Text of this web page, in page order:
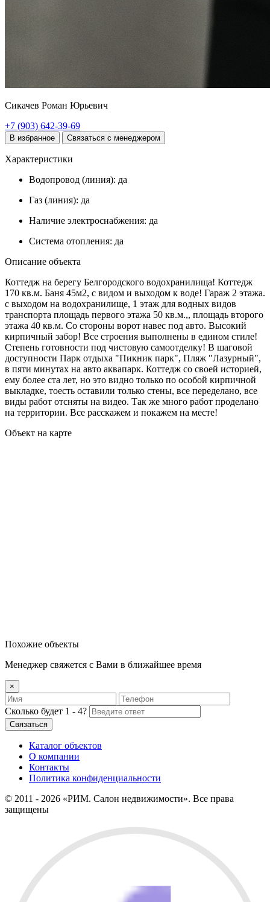
Сикачев Роман Юрьевич
+7 (903) 642-39-69
В избранное Связаться с менеджером
Характеристики
Водопровод (линия): да
Газ (линия): да
Наличие электроснабжения: да
Система отопления: да
Описание объекта
Коттедж на берегу Белгородского водохранилища! Коттедж
170 кв.м. Баня 45м2, с видом и выходом к воде! Гараж 2 этажа.
с выходом на водохранилище, 1 этаж для водных видов
транспорта площадь первого этажа 50 кв.м.,, площадь второго
этажа 40 кв.м. Со стороны ворот навес под авто. Высокий
кирпичный забор! Все строения выполнены в едином стиле!
Степень готовности под чистовую самоотделку! В шаговой
доступности Парк отдыха "Пикник парк", Пляж "Лазурный",
в пяти минутах на авто аквапарк. Коттедж со своей историей,
ему более ста лет, но это видно только по особой кирпичной
выкладке, тоесть оставили только стены, все переделано, все
виды работ отсняты на видео. Так же много работ проделано
на территории. Все расскажем и покажем на месте!
Объект на карте
Похожие объекты
Менеджер свяжется с Вами в ближайшее время
×
Сколько будет 1 - 4?
Каталог объектов
О компании
Контакты
Политика конфиденциальности
© 2011 - 2026 «РИМ. Салон недвижимости». Все права
защищены